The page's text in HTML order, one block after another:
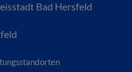
Bad Hersfeld